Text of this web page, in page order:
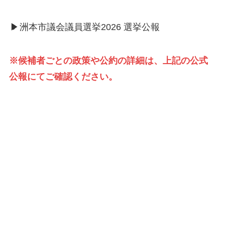
▶ 洲本市議会議員選挙2026 選挙公報
※候補者ごとの政策や公約の詳細は、上記の公式
公報にてご確認ください。